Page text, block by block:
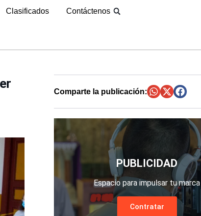
Clasificados Contáctenos
Comparte la publicación:
PUBLICIDAD
Espacio para impulsar tu marca
Contratar